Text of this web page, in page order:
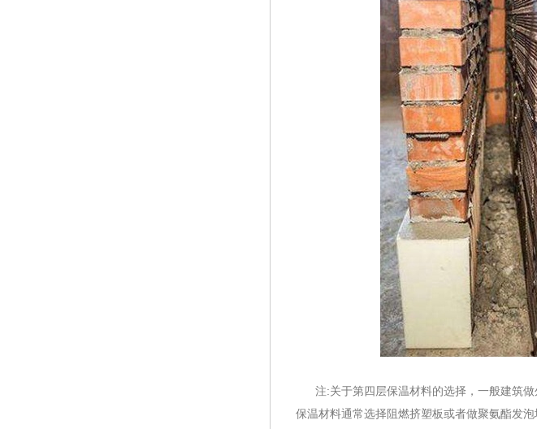
注:关于第四层保温材料的选择，一般建筑做
保温材料通常选择阻燃挤塑板或者做聚氨酯发